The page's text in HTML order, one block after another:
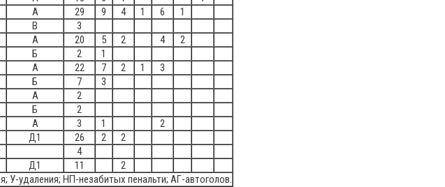
А 29 9 4 1 6
1
В
3
А 20 5 2 4
2
Б 2
1
А 22 7 2 1
3
Б 7
3
А
2
Б
2
А 3 1
2
Д1 26 2
2
4
Д1 11
2
У-удаления; НП-незабитых пенальти; АГ-автоголов.